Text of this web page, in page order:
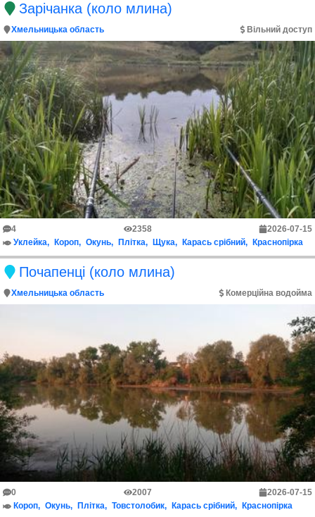
Зарічанка (коло млина)
Хмельницька область Вільний доступ
4 2358
2026-07-15
Уклейка
Короп Окунь Плітка Щука Карась срібний Краснопірка
Почапенці (коло млина)
Хмельницька область Комерційна водойма
0 2007
2026-07-15
Короп
Окунь Плітка Товстолобик Карась срібний Краснопірка